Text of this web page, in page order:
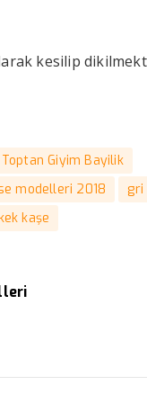
kesilip
Toptan Giyim Bayilik
modelleri 2018
gri
kaşe